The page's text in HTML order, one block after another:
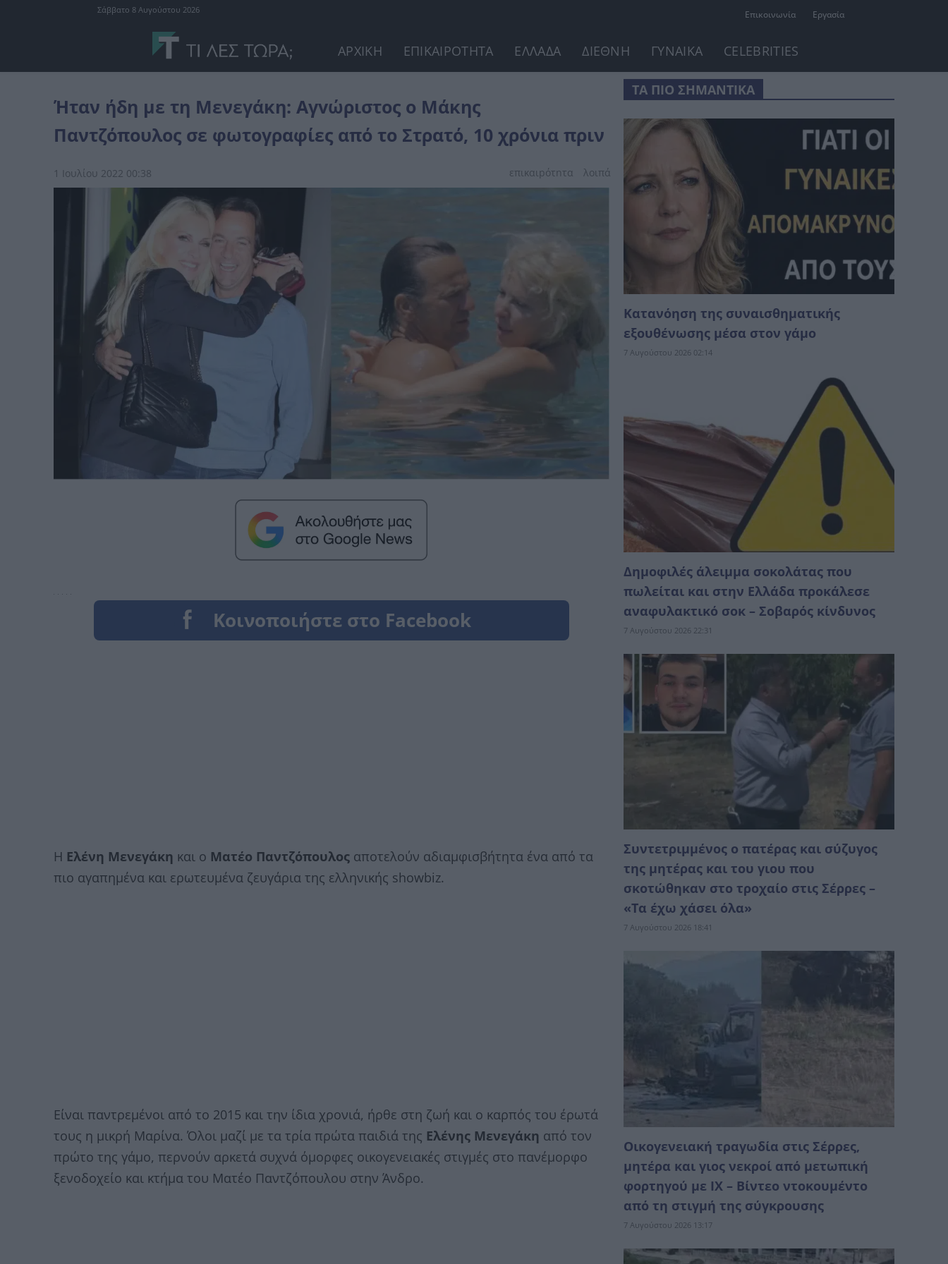
Επικοινωνία Εργασία
Σάββατο 8 Αυγούστου 2026
ΑΡΧΙΚΗ ΕΠΙΚΑΙΡΟΤΗΤΑ ΕΛΛΑΔΑ ΔΙΕΘΝΗ ΓΥΝΑΙΚΑ CELEBRITIES
Ήταν ήδη με τη Μενεγάκη: Αγvώριστος ο Μάκης
Παντζόπουλος σε φωτογραφίες από το Στρατό, 10 χρόνια πριν
1 Ιουλίου 2022 00:38 επικαιpότnτα λοιπά
Η Ελένη Μενεγάκη και ο Ματέο Παντζόπουλος αποτελούν αδιαμφισβήτητα ένα από τα
πιο αγαπημένα και ερωτευμένα ζευγάρια της ελληνικής showbiz.
Είναι παντρεμένοι από το 2015 και την ίδια χρονιά, ήρθε στη ζωή και ο καρπός του έρωτά
τους η μικρή Μαρίνα. Όλοι μαζί με τα τρία πρώτα παιδιά της Ελένης Μενεγάκη από τον
πρώτο της γάμο, περνούν αρκετά συχνά όμορφες οικογενειακές στιγμές στο πανέμορφο
ξενοδοχείο και κτήμα του Ματέο Παντζόπουλου στην Άνδρο.
ΤΑ ΠΙΟ ΣΗΜΑΝΤΙΚΑ
Κατανόηση της συναισθηματικής
εξουθένωσης μέσα στον γάμο
7 Αυγούστου 2026 02:14
Δημοφιλές άλειμμα σοκολάτας που
πωλείται και στην Ελλάδα προκάλεσε
αναφυλακτικό σοκ – Σοβαρός κίνδυνος
7 Αυγούστου 2026 22:31
Συντετριμμένος ο πατέρας και σύζυγος
της μητέρας και του γιου που
σκοτώθηκαν στο τροχαίο στις Σέρρες –
«Τα έχω χάσει όλα»
7 Αυγούστου 2026 18:41
Οικογενειακή τραγωδία στις Σέρρες,
μητέρα και γιος νεκροί από μετωπική
φορτηγού με ΙΧ – Βίντεο ντοκουμέντο
από τη στιγμή της σύγκρουσης
7 Αυγούστου 2026 13:17